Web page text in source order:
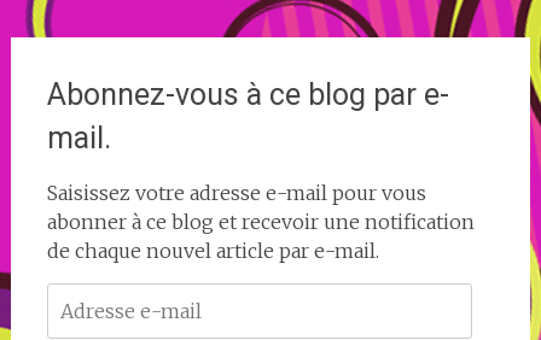
Abonnez-vous à ce blog par e-
mail.
Saisissez votre adresse e-mail pour vous
abonner à ce blog et recevoir une notification
de chaque nouvel article par e-mail.
Adresse
e-